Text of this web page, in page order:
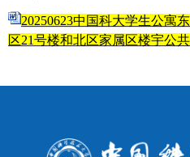
20250623中国科大学生公寓
区21号楼和北区家属区楼宇公